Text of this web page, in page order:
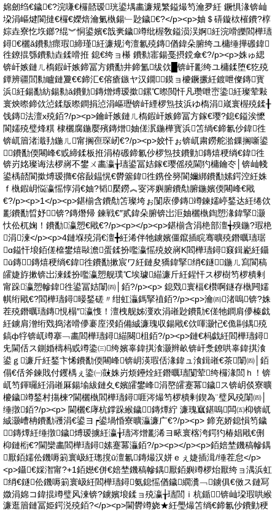
婂劒绉€鐬€?浣嗛€欏嚭瑷珖鍙堣畵濂规繁鎰熶笉瀹夛紝 鐝惧湪锛屾
垜涓嶇煡閬撻€欏€嬫焙瀹氭槸鍚﹂尟鐬€?</p><p>妯＄硦鏇栨槯鐨?椁
婃垚寮忔垁鎯?绲︾恫鍙嬪€戠亴鐬竴纰楃敎鎰涢洖婀紝浣嗗皪閻樺瓙
鐞€欐ǎ鐨勬瘝瑕締瑾紝濂规洿澶氱殑鏄偤鍏朵腑绔ユ槦缍撶磤鍏
徃鐐掍綔鐨勬垚鍒嗗拰 鎴€绔ョ櫀 鐨勬寚鍚戞摂鎲傘€?/p><p>姝ゅ緦
锛屽嫉鏈ㄦ槗鍜屽嫉鍗冨方鐨勫井鍗氳绂佽█锛屽彲绔ユ槦鍒堕€犵殑
鐔辨疆閭勬矑鏈夐€€鍗汇€傛瘡鏃ヤ汉鐗╄鏌ョ櫦鐝撅紝鍍呭儏鏄寳
浜紝鍚勫紡鍚勬ǎ鐨勭鏄熷煿瑷撳鏍℃暩閲忓凡瓒呭崈鍌紝璨荤敤
寰炴暩鍗佽惉鍒版暩鐧捐惉涓嶇瓑锛屽緸椤炰技浜ゆ槗涓嵅寰楃殑鍒╂
饯鏄法澶х殑銆?/p><p>鑰屽嫉鏈ㄦ槗鍜屽嫉鍗冨方鎵€璎?鎴€鎰涘懡
閬嬬殑璧烽粸 棣欐腐鍦嬮殯鏄熷妯傞泦鍦樺寳浜笘绱€鍗氱仯鍏徃
锛屼篃渚濈劧鍦ㄦ甯搁亱琛屻€?/p><p>姣忓ぉ锛屼粛鐒舵湁鏁搁噺鍙
鐨勫偄闀峰€戜締鍒板拰涓栫磤鍗氱仯椤炰技鐨勭鏄熺稉绱€鍏徃
锛岃姳璨诲法椤嶈不鐢ㄨ畵瀛╁瓙鍙冨姞鎵€璎傜殑閫犳槦鑰冭│锛屾帴
鍙楀嚭閬撳煿瑷撱€傛敮鎾愰€欎簺鍏徃鎸佺簩閬嬭綁鐨勫嫊鍔涳紝姝
ｆ槸鍜岄悩瀛愮惇涓€妯?韬檿鐒︽叜涔嬩腑鐨勪腑鍦嬪偄闀峰€戙
€?/p><p>1</p><p>鍖椾含鐨勪笘璨垮ぉ闅庡儚鏄竴鍊嬬嵉鍫达紝绻佽
彲鐨勫晢妤锛?鏄熸帰 鍊戦€″贰鍏朵腑锛岀洰妯欐槸鍧愬湪鍏掔灏
忕伀杌婅！鐨勫瀛愬€戙€?/p><p></p><p>鍖椾含涓栬部澶╅殠鍦?瑕栬
涓湅</p><p>4鏈堢殑涓€澶╋紝浠伴牠鐪嬪僵鑹插睆骞曠殑鐕曞瓙琚
ɑ鎰忓埌銆傞檶鐢熺敺澹蛋鍒扮嚂瀛愮殑姣嶈Κ閻樺瓙鐞窡鍓嶏紝鑷
ū鏄鏄熺稉绱€鍏徃鐨勫摗宸ワ紝鏈夋獢鍏掔绡€鐩鍦ㄦ寫閬稿
皬婕斿摗锛岀湅鍒扮嚂瀛愬舰璞℃埃璩緢濂斤紝鍟忓ス椤樹笉椤樻剰
甯跺瀛愬幓鍏徃鍙冨姞闈㈣│銆?/p><p> 鎴戣寰楅€欑啊鐩存槸闁嬬
帺绗戙€?閻樺瓙鐞暥鍫磋〃绀虹灜鎷掔禃銆?/p><p>瀹㈣渚嗚锛?姝
茬殑鐕曞瓙鏄悓榻″瀛愯！澶栧舰姊濅欢涓嶉尟鐨勩€傞牠鐧肩儚榛戯
紝鐪肩潧绗戣捣渚嗗儚褰庢湀銆備絾濂瑰収鍚戙€佽喗灏忋€佹剾鍝殑
鎬ф牸锛屼竴搴﹁畵閻樺瓙鐞緢闋柤銆?/p><p>鏈€杩戯紝閻樺瓙鐞
兂閫佸ス鍘婚檮杩戜竴鍌㈢绔嬪辜鍏掑湌灏辫畝锛屽洜鐐哄辜鍏掑湌
鍙ｇ濂斤紝鍫卞悕鐨勫偄闀峰锛岄渶瑕佸湪鍏ュ湌鍓嶉€茶闈㈣│銆
傝€佸斧鍊戝付钁楀ぇ鍌㈠敱姝岃烦鑸烇紝鐕曞瓙闅荤绔欏湪閭ｈ！锛
屼笉鍕曪紝涓嶉厤鍚堬紱鏈夊€嬪皬鐢峰涓嶅皬蹇冪鐬ス锛岄倓寮曠
櫦鐬竴鍫村摥楝?閫欐槸閻樺瓙鐞啀涔熶笉椤樻剰鍥為¨璧风殑闈㈣│
缍撴銆?/p><p> 閫欐€庨杭鐣跺緱鐬鏄燂紵 濂瑰寙鍖嗚闆㈤枊锛屼
絾灏嶆柟鐨勫彟涓€鍙ヨ┍鍙堝惛寮曠灜濂广€?/p><p> 鍗充娇鎴愪笉鐬
鏄燂紝缍撴鐬煿瑷擄紝瀛╁瓙涔熷彲浠ヨ畩寰楁洿鍔犳椿娼戙€侀
枊鏈椼€?閫欒畵閻樺瓙鐞嫊蹇冪灜銆?/p><p></p><p>銆婄埜鐖稿幓鍝
厭銆嬬伀鐖嗕箣寰岋紝璁撹ū澶氱鏄熶汉姘ｅぇ婕插湒/缍茬怠</p>
<p>鑷€婇潪甯?+1銆嬨€併€婄埜鐖稿幓鍝厭銆嬩竴椤炲厭绔ョ湡浜虹
绡€鐩伀鐖嗕箣寰岋紝閻樺瓙鐞氨鎴愮偤鐬繝瀵﹁鐪俱€傚ス鏈冩
媺涓婂コ鍏掍竴璧风湅锛?鐪嬪埌鍒ョ殑瀛╁瓙閭ｉ杭鍎锛屾垜瑕哄緱
濂逛篃鏈冨姫鍔涚殑銆?</p><p>閫欎竴娆★紝璺熶笘绱€鍗氱仯鐨勭稉